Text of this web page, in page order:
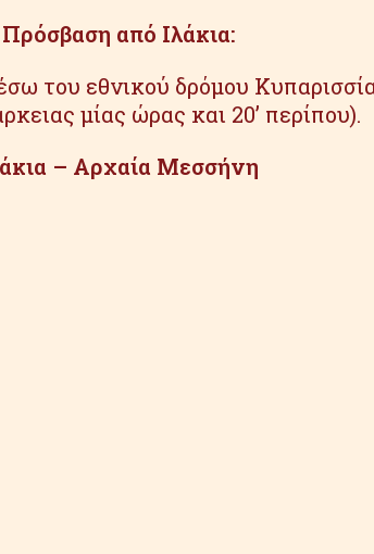
Πρόσβαση από Ιλάκια:
του εθνικού δρόμου
μίας ώρας και 20’ περίπου).
– Αρχαία Μεσσήνη